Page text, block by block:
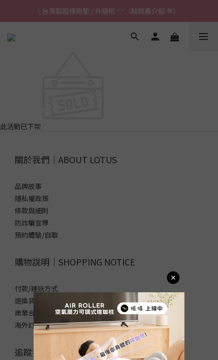
\ 台灣製超慢跑墊 / 升級啦.ᐟ.ᐟ（點我看介紹 💬）
\ 台灣製超慢跑墊 / 升級啦.ᐟ.ᐟ（點我看介紹 💬）
✈ 港澳免運｜滿HK$1,239免運 (指定商品)
此活動已下架
關於我們｜ABOUT LOTUS
品牌故事
隱私權政策
條款與細則
防詐騙宣導
預約體驗/自取
購物說明｜SHOPPING NOTICE
付款/運送方式
退換貨政策
商業合作/企業採購
海外訂購須知/常見問題
追蹤我們｜FOLLOW US